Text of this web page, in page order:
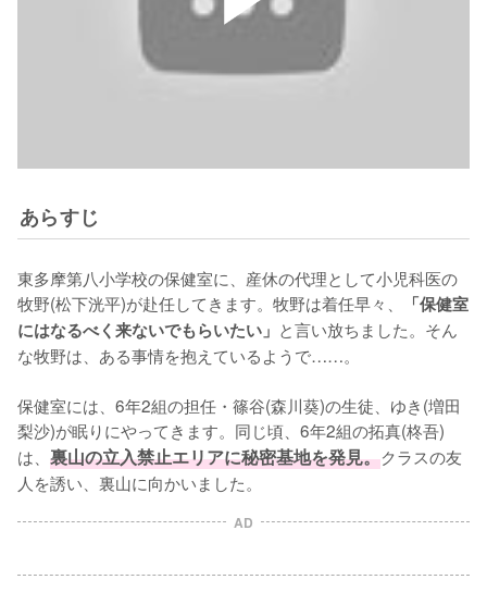
あらすじ
東多摩第八小学校の保健室に、産休の代理として小児科医の
牧野(松下洸平)が赴任してきます。牧野は着任早々、
「保健室
にはなるべく来ないでもらいたい」 と言い放ちました。そん
な牧野は、ある事情を抱えているようで……。
保健室には、6年2組の担任・篠谷(森川葵)の生徒、ゆき(増田
梨沙)が眠りにやってきます。同じ頃、6年2組の拓真(柊吾)
は、 裏山の立入禁止エリアに秘密基地を発見。クラスの友
人を誘い、裏山に向かいました。
AD